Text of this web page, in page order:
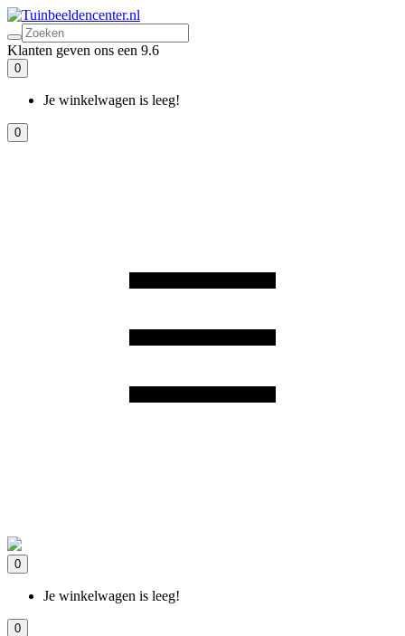
Klanten geven ons een 9.6
0
Je winkelwagen is leeg!
0
0
Je winkelwagen is leeg!
0